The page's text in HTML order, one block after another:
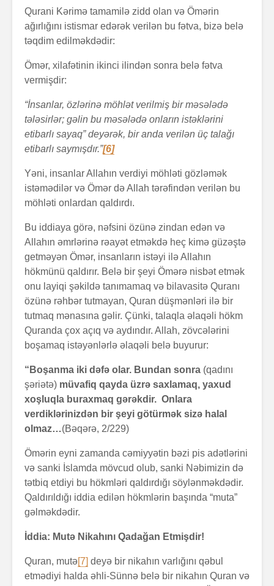
Qurani Kərimə tamamilə zidd olan və Ömərin
ağırlığını istismar edərək verilən bu fətva, bizə belə
təqdim edilməkdədir:
Ömər, xilafətinin ikinci ilindən sonra belə fətva
vermişdir:
“İnsanlar, özlərinə möhlət verilmiş bir məsələdə
tələsirlər; gəlin bu məsələdə onların istəklərini
etibarlı sayaq” deyərək, bir anda verilən üç talağı
etibarlı saymışdır.”[6]
Yəni, insanlar Allahın verdiyi möhləti gözləmək
istəmədilər və Ömər də Allah tərəfindən verilən bu
möhləti onlardan qaldırdı.
Bu iddiaya görə, nəfsini özünə zindan edən və
Allahın əmrlərinə rəayət etməkdə heç kimə güzəştə
getməyən Ömər, insanların istəyi ilə Allahın
hökmünü qaldırır. Belə bir şeyi Ömərə nisbət etmək
onu layiqi şəkildə tanımamaq və bilavasitə Quranı
özünə rəhbər tutmayan, Quran düşmənləri ilə bir
tutmaq mənasına gəlir. Çünki, talaqla əlaqəli hökm
Quranda çox açıq və aydındır. Allah, zövcələrini
boşamaq istəyənlərlə əlaqəli belə buyurur:
“Boşanma iki dəfə olar. Bundan sonra (qadını
şəriətə) müvafiq qayda üzrə saxlamaq, yaxud
xoşluqla buraxmaq gərəkdir. Onlara
verdiklərinizdən bir şeyi götürmək sizə halal
olmaz…(Bəqərə, 2/229)
Ömərin eyni zamanda cəmiyyətin bəzi pis adətlərini
və sanki İslamda mövcud olub, sanki Nəbimizin də
tətbiq etdiyi bu hökmləri qaldırdığı söylənməkdədir.
Qaldırıldığı iddia edilən hökmlərin başında “muta”
gəlməkdədir.
İddia: Mutə Nikahını Qadağan Etmişdir!
Quran, mutə[7] deyə bir nikahın varlığını qəbul
etmədiyi halda əhli-Sünnə belə bir nikahın Quran və